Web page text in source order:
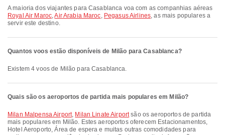
A maioria dos viajantes para Casablanca voa com as companhias aéreas
Royal Air Maroc,Air Arabia Maroc, Pegasus Airlines, as mais populares a
servir este destino.
Quantos voos estão disponíveis de Milão para Casablanca?
Existem 4 voos de Milão para Casablanca.
Quais são os aeroportos de partida mais populares em Milão?
Milan Malpensa Airport, Milan Linate Airportsão os aeroportos de partida
mais populares em Milão. Estes aeroportos oferecem Estacionamentos,
Hotel Aeroporto, Área de espera e muitas outras comodidades para